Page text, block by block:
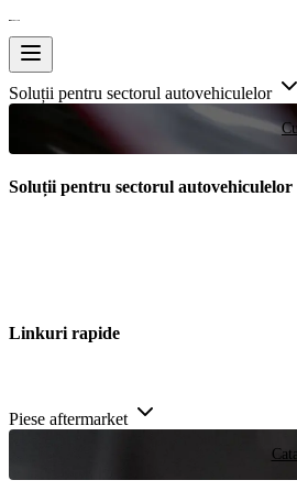
Soluții pentru sectorul autovehiculelor
Soluții pentru sectorul autovehiculelor
Linkuri rapide
Piese aftermarket